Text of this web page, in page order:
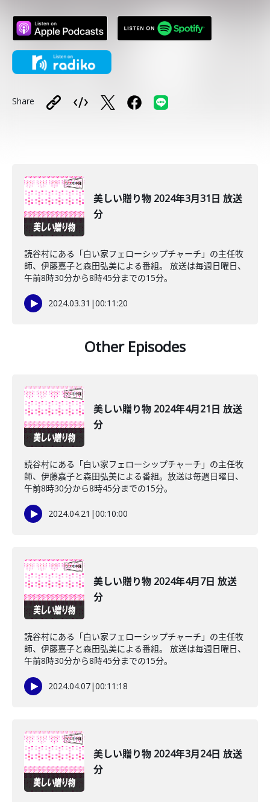
Share
美しい贈り物 2024年3月31日 放送
分
読谷村にある「白い家フェローシップチャーチ」の主任牧
師、伊藤嘉子と森田弘美による番組。 放送は毎週日曜日、
午前8時30分から8時45分までの15分。
2024.03.31 |00:11:20
Other Episodes
美しい贈り物 2024年4月21日 放送
分
読谷村にある「白い家フェローシップチャーチ」の主任牧
師、伊藤嘉子と森田弘美による番組。放送は毎週日曜日、
午前8時30分から8時45分までの15分。
2024.04.21 |00:10:00
美しい贈り物 2024年4月7日 放送
分
読谷村にある「白い家フェローシップチャーチ」の主任牧
師、伊藤嘉子と森田弘美による番組。 放送は毎週日曜日、
午前8時30分から8時45分までの15分。
2024.04.07|00:11:18
美しい贈り物 2024年3月24日 放送
分